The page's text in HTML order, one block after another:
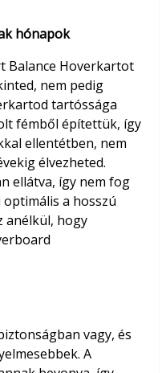
hónapok
Balance Hoverkartot
nem pedig
tartóssága
fémből építettük, így
ellentétben, nem
élvezheted.
ellátva, így nem fog
a hosszú
anélkül, hogy
vagy, és
A